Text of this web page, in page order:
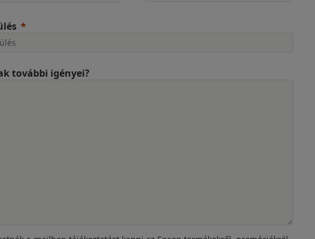
további igényei?